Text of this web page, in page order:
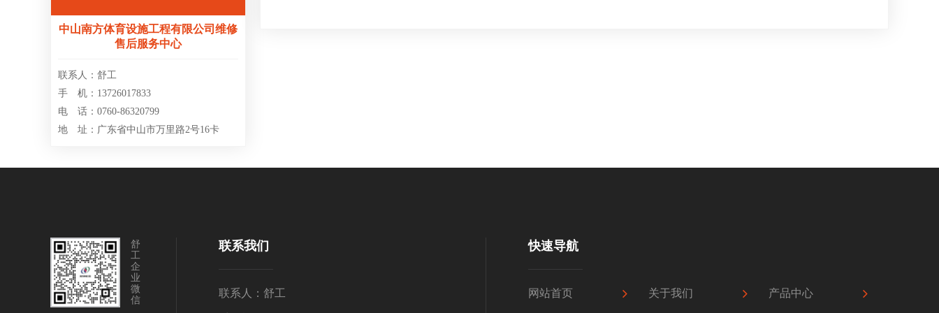
中山南方体育设施工程有限公司维修
售后服务中心
联系人：舒工
手 机：13726017833
电 话：0760-86320799
地 址：广东省中山市万里路2号16卡
舒
工
企
业
微
信
联系我们
联系人：舒工
快速导航
网站首页 关于我们 产品中心